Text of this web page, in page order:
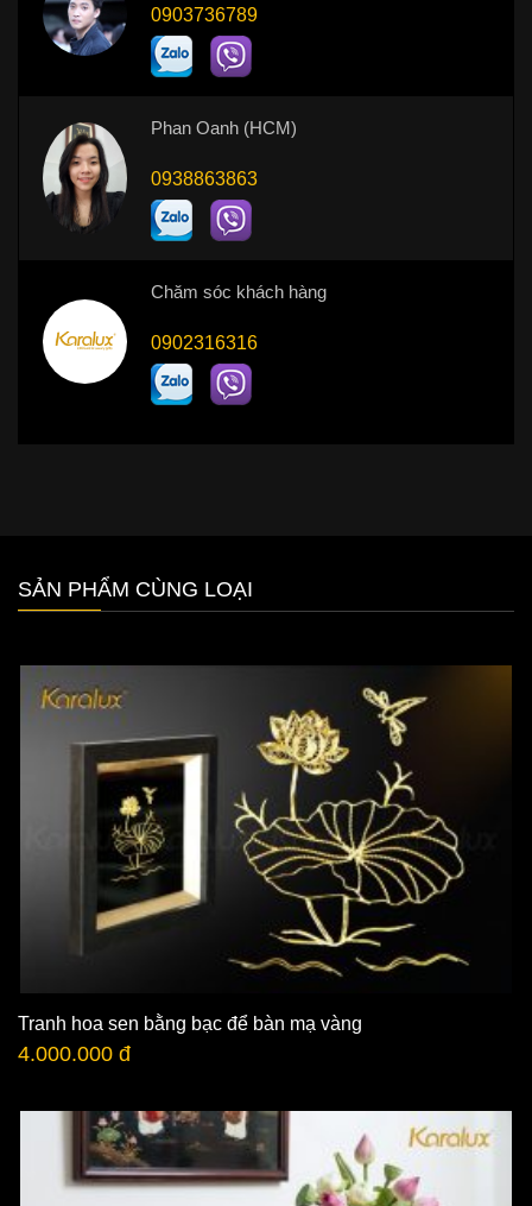
0903736789
Phan Oanh (HCM)
0938863863
Chăm sóc khách hàng
0902316316
SẢN PHẨM CÙNG LOẠI
Tranh hoa sen bằng bạc để bàn mạ vàng
4.000.000 đ